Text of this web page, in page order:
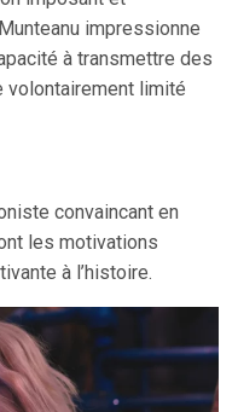
impressionne
à transmettre des
volontairement limité
convaincant en
les motivations
à l’histoire.